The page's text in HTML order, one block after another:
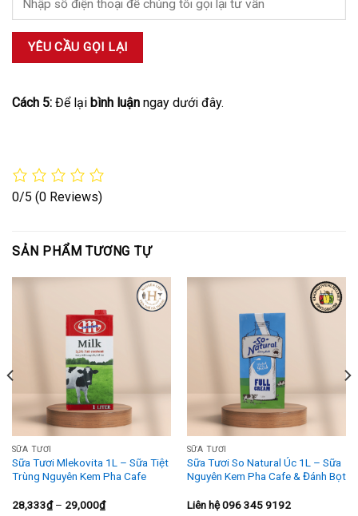
Cách 5: Để lại bình luận ngay dưới đây.
0/5 (0 Reviews)
SẢN PHẨM TƯƠNG TỰ
SỮA TƯƠI
Sữa Tươi Mlekovita 1L – Sữa Tiệt
Trùng Nguyên Kem Pha Cafe
28,333₫ – 29,000₫Khoảng
SỮA TƯƠI
Sữa Tươi So Natural Úc 1L – Sữa
Nguyên Kem Pha Cafe & Đánh Bọt
Liên hệ 096 345 9192